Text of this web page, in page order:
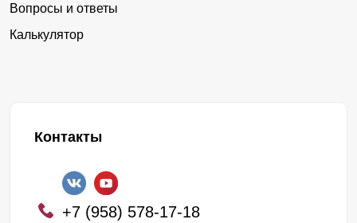
Вопросы и ответы
Калькулятор
Контакты
+7 (958) 578-17-18